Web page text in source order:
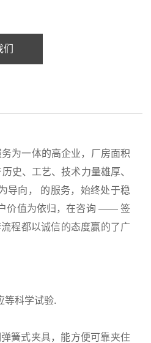
为一体的高企业，厂房面积
史、工艺、技术力量雄厚、
导向， 的服务，始终处于稳
价值为依归，在咨询 —— 签
都以诚信的态度赢的了广
等科学试验.
簧式夹具，能方便可靠夹住